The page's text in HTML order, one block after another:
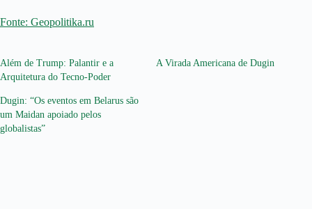
Fonte: Geopolitika.ru
Além de Trump: Palantir e a
Arquitetura do Tecno-Poder
A Virada Americana de Dugin
Dugin: “Os eventos em Belarus são
um Maidan apoiado pelos
globalistas”